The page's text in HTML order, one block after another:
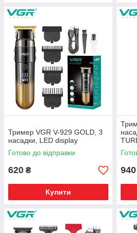
Тример VGR V-929 GOLD, 3
насадки, LED display
Готово до відправки
620 ₴
Купити
LED
940